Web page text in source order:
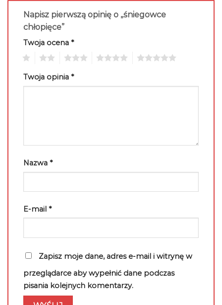
Napisz pierwszą opinię o „śniegowce
chłopięce”
Twoja ocena *
Twoja opinia *
Nazwa *
E-mail *
Zapisz moje dane, adres e-mail i witrynę w
przeglądarce aby wypełnić dane podczas
pisania kolejnych komentarzy.